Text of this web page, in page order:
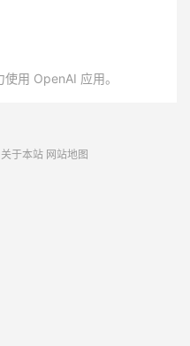
用 OpenAI 应用。
关于本站 网站地图